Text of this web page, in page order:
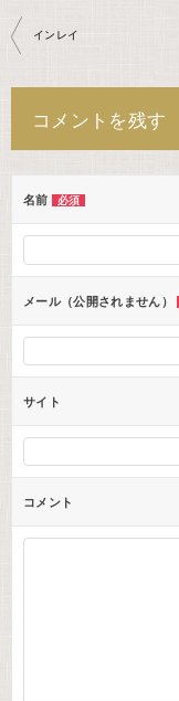
投
ー
シ
ョ
ン
インレイ
コメントを残す
名前 必須
メール（公開されません）
サイト
コメント